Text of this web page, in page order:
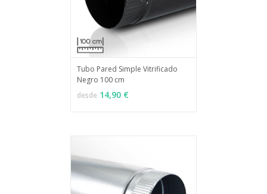
VER OPCIONES
Tubo Pared Simple Vitrificado
Negro 100 cm
desde 14,90 €